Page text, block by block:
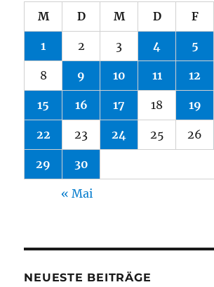
M D M D F
1 2 3 4 5
8 9 10 11 12
15 16 17 18 19
22 23 24 25 26
29 30
« Mai
NEUESTE BEITRÄGE